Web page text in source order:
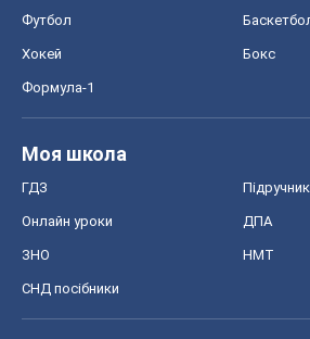
Футбол
Хокей Бокс
Формула-1
Моя школа
ГДЗ
Онлайн уроки ДПА
ЗНО НМТ
СНД посібники